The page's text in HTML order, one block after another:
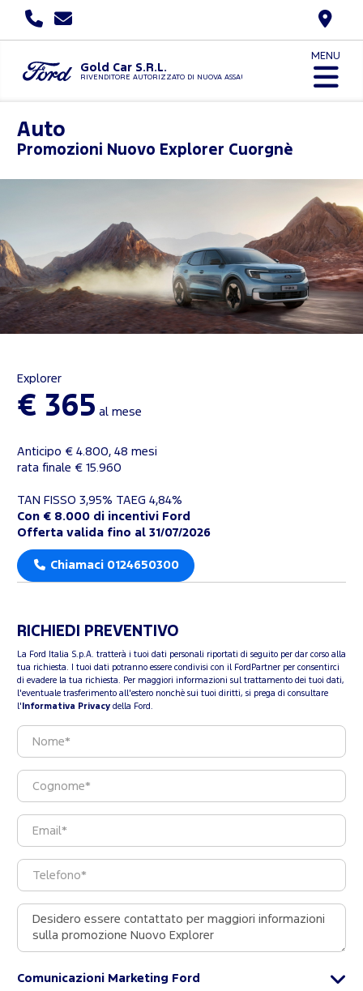
Gold Car S.R.L.
RIVENDITORE AUTORIZZATO DI NUOVA ASSAUTO
MENU
Auto
Promozioni Nuovo Explorer Cuorgnè
Explorer
€ 365 al mese
Anticipo € 4.800, 48 mesi
rata finale € 15.960
TAN FISSO 3,95% TAEG 4,84%
Con € 8.000 di incentivi Ford
Offerta valida fino al 31/07/2026
Chiamaci 0124650300
RICHIEDI PREVENTIVO
La Ford Italia S.p.A. tratterà i tuoi dati personali riportati di seguito per dar corso alla
tua richiesta. I tuoi dati potranno essere condivisi con il FordPartner per consentirci
di evadere la tua richiesta. Per maggiori informazioni sul trattamento dei tuoi dati,
l'eventuale trasferimento all'estero nonchè sui tuoi diritti, si prega di consultare
l' Informativa Privacy della Ford.
Comunicazioni Marketing Ford